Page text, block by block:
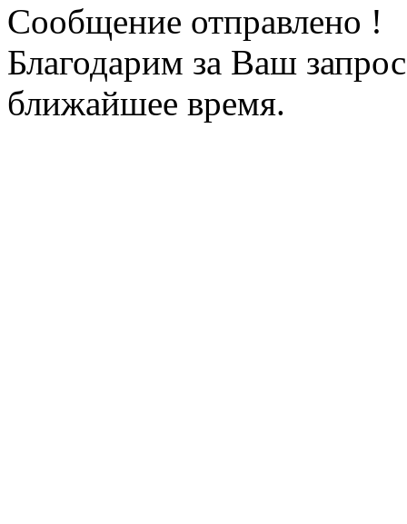
Сообщение отправлено !
Благодарим за Ваш
ближайшее время.